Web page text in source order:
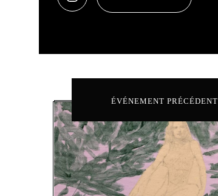
ÉVÉNEMENT PRÉCÉDENT